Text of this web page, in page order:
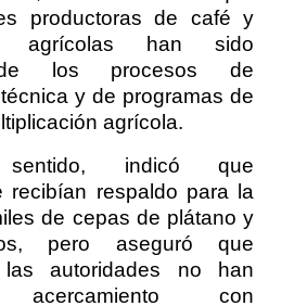
productoras de café y
agrícolas han sido
los procesos de
y de programas de
agrícola.
indicó que
recibían respaldo para la
de cepas de plátano y
pero aseguró que
las autoridades no han
acercamiento con